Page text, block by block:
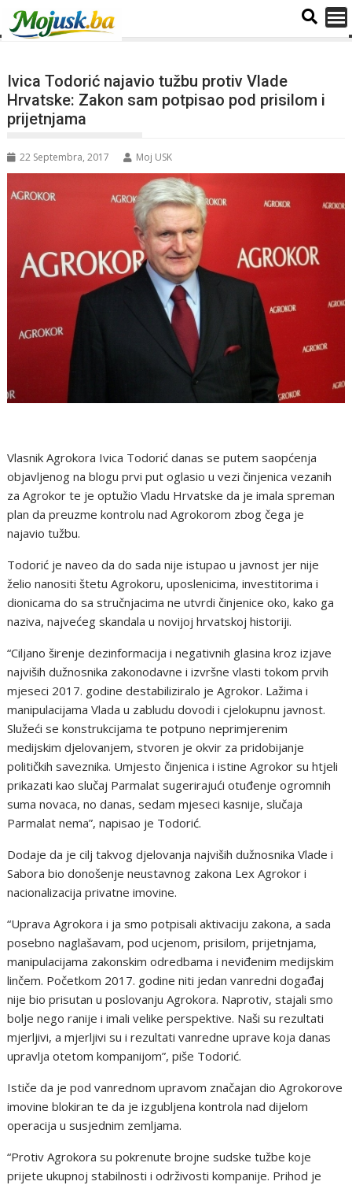
Ivica Todorić najavio tužbu protiv Vlade
Hrvatske: Zakon sam potpisao pod prisilom i
prijetnjama
22 Septembra, 2017 Moj USK
Vlasnik Agrokora Ivica Todorić danas se putem saopćenja
objavljenog na blogu prvi put oglasio u vezi činjenica vezanih
za Agrokor te je optužio Vladu Hrvatske da je imala spreman
plan da preuzme kontrolu nad Agrokorom zbog čega je
najavio tužbu.
Todorić je naveo da do sada nije istupao u javnost jer nije
želio nanositi štetu Agrokoru, uposlenicima, investitorima i
dionicama do sa stručnjacima ne utvrdi činjenice oko, kako ga
naziva, najvećeg skandala u novijoj hrvatskoj historiji.
“Ciljano širenje dezinformacija i negativnih glasina kroz izjave
najviših dužnosnika zakonodavne i izvršne vlasti tokom prvih
mjeseci 2017. godine destabiliziralo je Agrokor. Lažima i
manipulacijama Vlada u zabludu dovodi i cjelokupnu javnost.
Služeći se konstrukcijama te potpuno neprimjerenim
medijskim djelovanjem, stvoren je okvir za pridobijanje
političkih saveznika. Umjesto činjenica i istine Agrokor su htjeli
prikazati kao slučaj Parmalat sugerirajući otuđenje ogromnih
suma novaca, no danas, sedam mjeseci kasnije, slučaja
Parmalat nema”, napisao je Todorić.
Dodaje da je cilj takvog djelovanja najviših dužnosnika Vlade i
Sabora bio donošenje neustavnog zakona Lex Agrokor i
nacionalizacija privatne imovine.
“Uprava Agrokora i ja smo potpisali aktivaciju zakona, a sada
posebno naglašavam, pod ucjenom, prisilom, prijetnjama,
manipulacijama zakonskim odredbama i neviđenim medijskim
linčem. Početkom 2017. godine niti jedan vanredni događaj
nije bio prisutan u poslovanju Agrokora. Naprotiv, stajali smo
bolje nego ranije i imali velike perspektive. Naši su rezultati
mjerljivi, a mjerljivi su i rezultati vanredne uprave koja danas
upravlja otetom kompanijom”, piše Todorić.
Ističe da je pod vanrednom upravom značajan dio Agrokorove
imovine blokiran te da je izgubljena kontrola nad dijelom
operacija u susjednim zemljama.
“Protiv Agrokora su pokrenute brojne sudske tužbe koje
prijete ukupnoj stabilnosti i održivosti kompanije. Prihod je